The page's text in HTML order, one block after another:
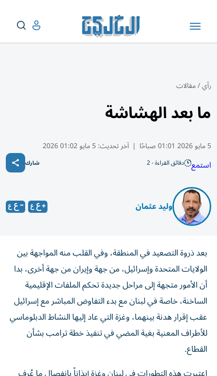
رأي/مقالات
ما بعد الهشاشة
5 مايو 2026 01:01 صباحًا | آخر تحديث:5 مايو 01:02 2026
استمع دقائق القراءة - 2 شارك
وليد عثمان
بعد ذروة التصعيد في المنطقة، وفي القلب منه المواجهة بين
الولايات المتحدة وإسرائيل، من جهة وإيران من جهة أخرى، بدا
أن الأمور متجهة إلى مراحل جديدة تحكم الملفات الإقليمية
الساخنة، خاصة في لبنان مع بدء التفاوض المباشر مع إسرائيل
عقب إقرار هدنة بينهما، وغزة التي عاد إليها النشاط الدبلوماسي
للأطراف المعنية بغية المضي في تنفيذ خطة ترامب بشأن
القطاع.